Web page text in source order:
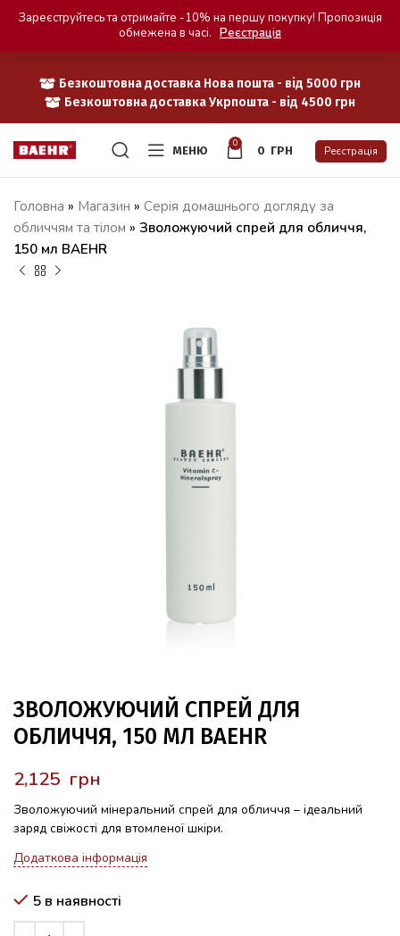
Безкоштовна доставка Нова пошта - від 5000 грн
Безкоштовна доставка Укрпошта - від 4500 грн
МЕНЮ
0
0 ГРН Реєстрація
Головна » Магазин » Серія домашнього догляду за
обличчям та тілом » Зволожуючий спрей для обличчя,
150 мл BAEHR
ЗВОЛОЖУЮЧИЙ СПРЕЙ ДЛЯ
ОБЛИЧЧЯ, 150 МЛ BAEHR
грн
Зволожуючий мінеральний спрей для обличчя – ідеальний
заряд свіжості для втомленої шкіри.
Додаткова інформація
5 в наявності
Зареєструйтесь та отримайте -10% на першу покупку! Пропозиція
обмежена в часі. Реєстрація